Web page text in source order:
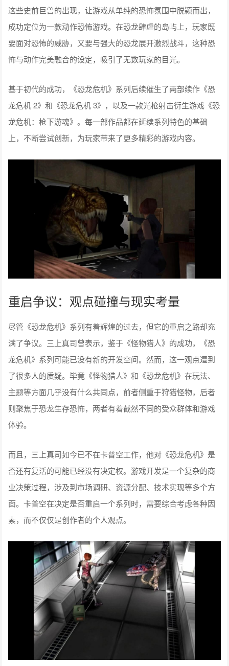
这些史前巨兽的出现，让游戏从单纯的恐怖氛围中脱颖而出，
成功定位为一款动作恐怖游戏。在恐龙肆虐的岛屿上，玩家既
要面对恐怖的威胁，又要与强大的恐龙展开激烈战斗，这种恐
怖与动作完美融合的设定，吸引了无数玩家的目光。
基于初代的成功，《恐龙危机》系列后续催生了两部续作《恐
龙危机 2》和《恐龙危机 3》，以及一款光枪射击衍生游戏《恐
龙危机：枪下游魂》。每一部作品都在延续系列特色的基础
上，不断尝试创新，为玩家带来了更多精彩的游戏内容。
重启争议：观点碰撞与现实考量
尽管《恐龙危机》系列有着辉煌的过去，但它的重启之路却充
满了争议。三上真司曾表示，鉴于《怪物猎人》的成功，《恐
龙危机》系列可能已没有新的开发空间。然而，这一观点遭到
了很多人的质疑。毕竟《怪物猎人》和《恐龙危机》在玩法、
主题等方面几乎没有什么共同点，前者侧重于狩猎怪物，后者
则聚焦于恐龙生存恐怖，两者有着截然不同的受众群体和游戏
体验。
而且，三上真司如今已不在卡普空工作，他对《恐龙危机》是
否还有复活的可能已经没有决定权。游戏开发是一个复杂的商
业决策过程，涉及到市场调研、资源分配、技术实现等多个方
面。卡普空在决定是否重启一个系列时，需要综合考虑各种因
素，而不仅仅是创作者的个人观点。